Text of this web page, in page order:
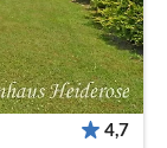
4,7